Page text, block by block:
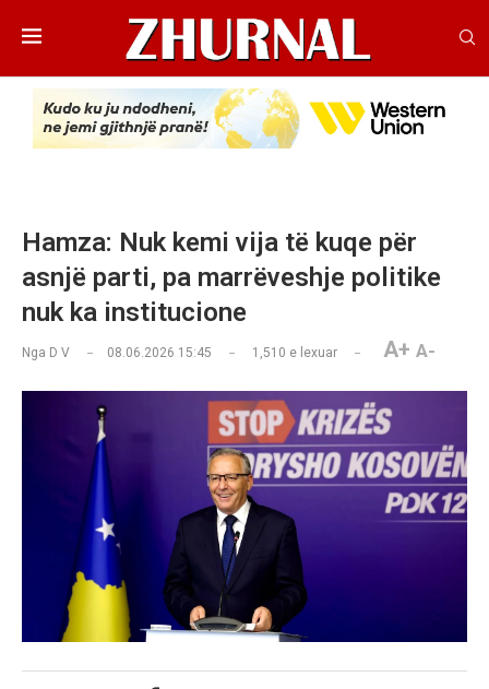
Hamza: Nuk kemi vija të kuqe për
asnjë parti, pa marrëveshje politike
nuk ka institucione
Nga D V 08.06.2026 15:45 1,510 e lexuar A+ A-